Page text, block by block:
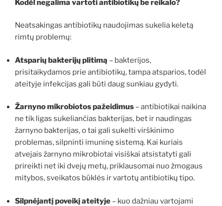
Kodėl negalima vartoti antibiotikų be reikalo?
Neatsakingas antibiotikų naudojimas sukelia keletą
rimtų problemų:
Atsparių bakterijų plitimą – bakterijos,
prisitaikydamos prie antibiotikų, tampa atsparios, todėl
ateityje infekcijas gali būti daug sunkiau gydyti.
Žarnyno mikrobiotos pažeidimus – antibiotikai naikina
ne tik ligas sukeliančias bakterijas, bet ir naudingas
žarnyno bakterijas, o tai gali sukelti virškinimo
problemas, silpninti imuninę sistemą. Kai kuriais
atvejais žarnyno mikrobiotai visiškai atsistatyti gali
prireikti net iki dvejų metų, priklausomai nuo žmogaus
mitybos, sveikatos būklės ir vartotų antibiotikų tipo.
Silpnėjantį poveikį ateityje – kuo dažniau vartojami